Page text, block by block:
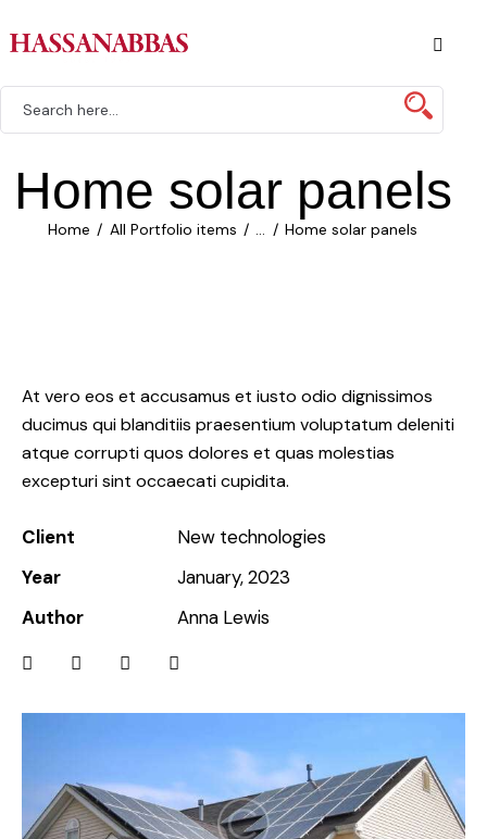
Home solar panels
Home All Portfolio items ... Home solar panels
At vero eos et accusamus et iusto odio dignissimos
ducimus qui blanditiis praesentium voluptatum deleniti
atque corrupti quos dolores et quas molestias
excepturi sint occaecati cupidita.
Client
New technologies
Year
January, 2023
Author
Anna Lewis